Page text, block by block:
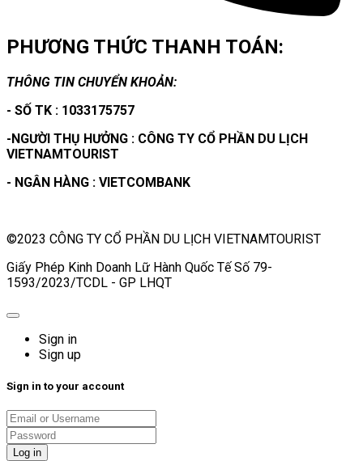
PHƯƠNG THỨC THANH TOÁN:
THÔNG TIN CHUYỂN KHOẢN:
- SỐ TK : 1033175757
-NGƯỜI THỤ HƯỞNG : CÔNG TY CỔ PHẦN DU LỊCH
VIETNAMTOURIST
- NGÂN HÀNG : VIETCOMBANK
©2023 CÔNG TY CỔ PHẦN DU LỊCH VIETNAMTOURIST
Giấy Phép Kinh Doanh Lữ Hành Quốc Tế Số 79-
1593/2023/TCDL - GP LHQT
Sign in
Sign up
Sign in to your account